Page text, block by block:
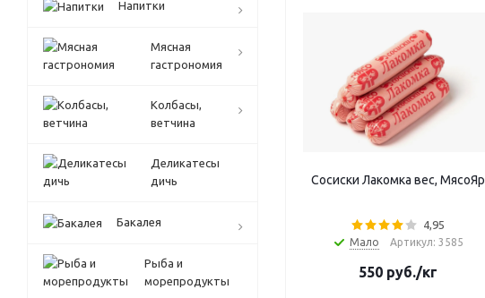
Сосиски Лакомка вес, МясоЯр
4,95
Мало Артикул: 3585
550руб./кг
Напитки
Мясная
гастрономия
Колбасы,
ветчина
Деликатесы
дичь
Бакалея
Рыба и
морепродукты